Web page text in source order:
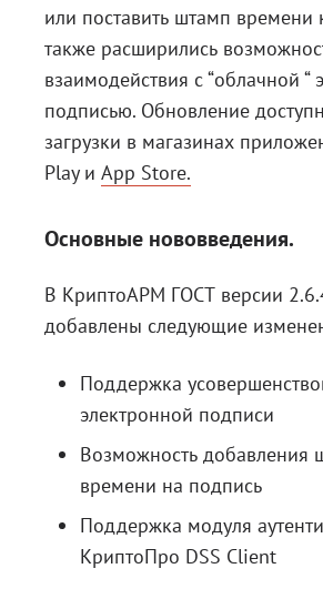
или поставить штамп времени
также расширились
взаимодействия с “облачной “
подписью. Обновление
загрузки в магазинах
Playи App Store.
Основные нововведения.
В КриптоАРМ ГОСТ версии
добавлены следующие
Поддержка
электронной подписи
Возможность добавления
времени на подпись
Поддержка модуля
КриптоПро DSS Client